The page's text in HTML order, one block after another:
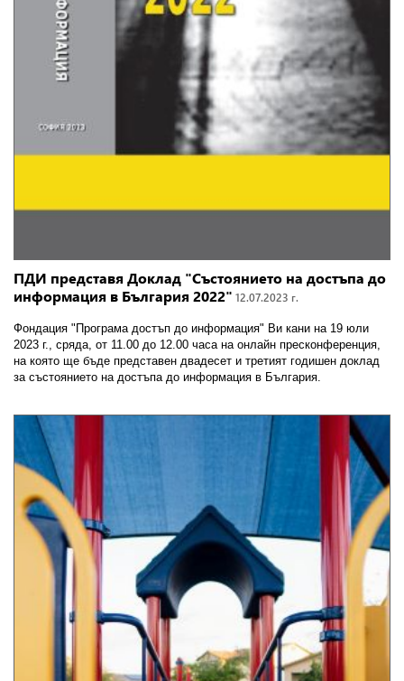
ПДИ представя Доклад "Състоянието на достъпа до
информация в България 2022" 12.07.2023 г.
Фондация "Програма достъп до информация" Ви кани на 19 юли
2023 г., сряда, от 11.00 до 12.00 часа на онлайн пресконференция,
на която ще бъде представен двадесет и третият годишен доклад
за състоянието на достъпа до информация в България.